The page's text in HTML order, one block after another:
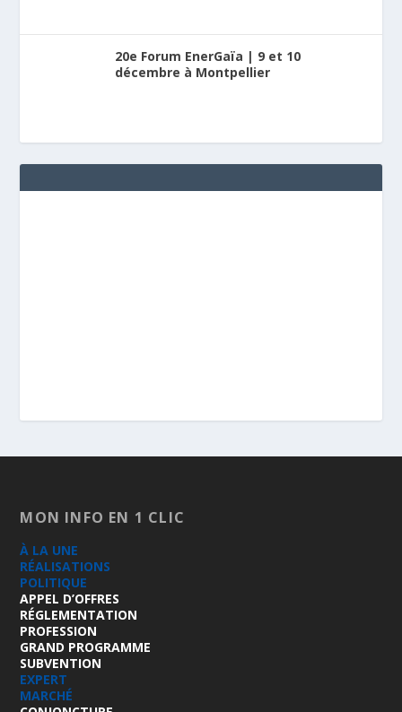
20e Forum EnerGaïa | 9 et 10
décembre à Montpellier
MON INFO EN 1 CLIC
À LA UNE
RÉALISATIONS
POLITIQUE
APPEL D’OFFRES
RÉGLEMENTATION
PROFESSION
GRAND PROGRAMME
SUBVENTION
EXPERT
MARCHÉ